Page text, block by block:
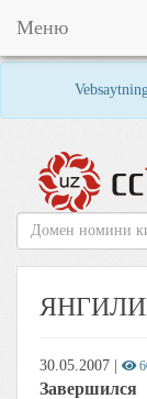
Меню
30.05.2007